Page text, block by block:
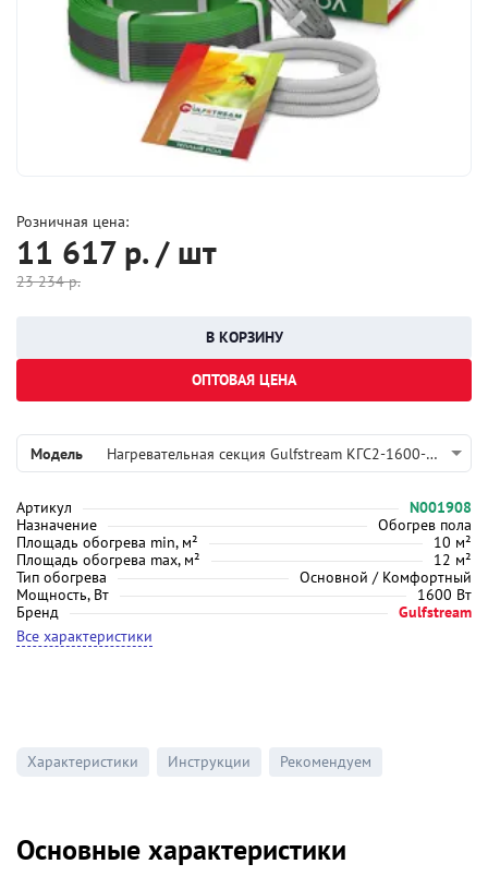
Модель Нагревательная секция Gulfstream КГС2-1600-80 (10,0 м² - 12,0 м²)
Артикул
N001908
Назначение
Обогрев пола
Площадь обогрева min, м²
10 м²
Площадь обогрева max, м²
12 м²
Тип обогрева
Основной / Комфортный
Мощность, Вт
1600 Вт
Бренд
Gulfstream
Все характеристики
Розничная цена:
11 617р. / шт
23 234р.
ОПТОВАЯ ЦЕНА
Характеристики Инструкции Рекомендуем
Основные характеристики